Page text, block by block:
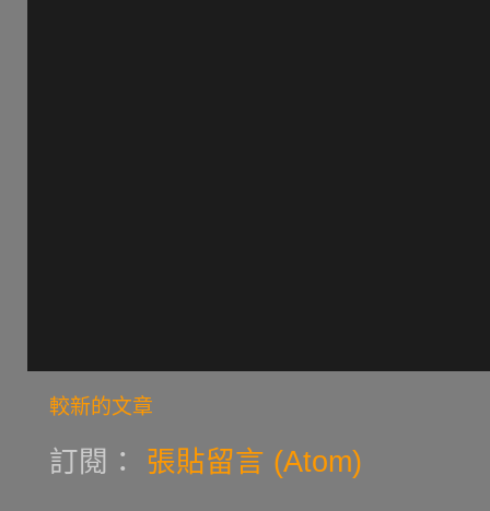
較新的文章
訂閱： 張貼留言 (Atom)